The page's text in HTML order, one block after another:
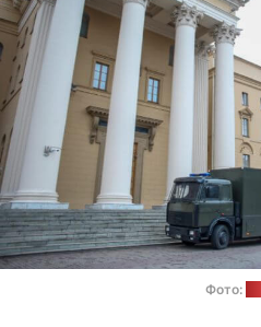
Фото: